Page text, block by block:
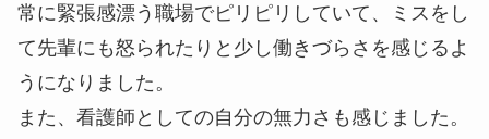
常に緊張感漂う職場でピリピリしていて、ミスをし
て先輩にも怒られたりと少し働きづらさを感じるよ
うになりました。
また、看護師としての自分の無力さも感じました。